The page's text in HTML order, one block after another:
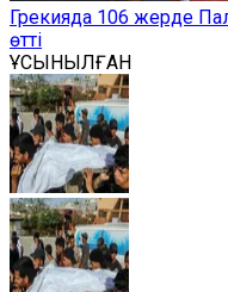
Грекияда 106 жерде
өтті
ҰСЫНЫЛҒАН